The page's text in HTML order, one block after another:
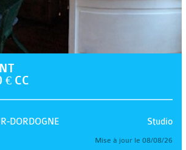
€ CC
Studio
DORDOGNE
Mise à jour le 08/08/26